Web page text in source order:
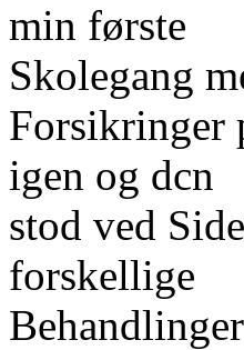
min første
Skolegang
Forsikringer
igen og dcn
stod ved
forskellige